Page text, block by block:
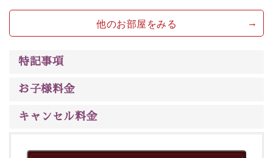
清らかな源泉、自然の恵みあるお食事、諏訪湖に包まれ
るお部屋、 大人のたしなみを感じていただける、美しく
癒される宿で贅沢に幸せのときを安心してお過ごしくだ
さい。
他のお部屋をみる
特記事項
お子様料金
キャンセル料金